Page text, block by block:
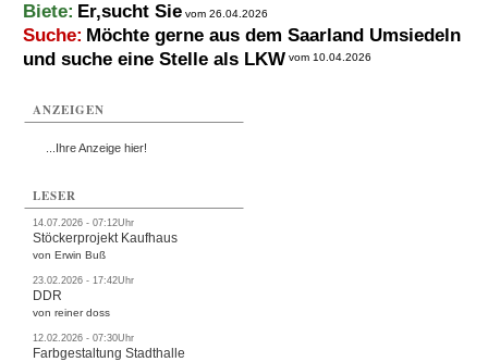
Biete: Er,sucht Sie vom 26.04.2026
Suche: Möchte gerne aus dem Saarland Umsiedeln
und suche eine Stelle als LKW vom 10.04.2026
ANZEIGEN
...Ihre Anzeige hier!
LESER
14.07.2026 - 07:12Uhr
Stöckerprojekt Kaufhaus
von Erwin Buß
23.02.2026 - 17:42Uhr
DDR
von reiner doss
12.02.2026 - 07:30Uhr
Farbgestaltung Stadthalle